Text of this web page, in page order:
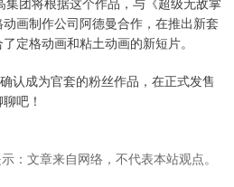
画制作公司阿德曼合作，在推出新套
定格动画和粘土动画的新短片。
认成为官套的粉丝作品，在正式发售
吧！
：文章来自网络，不代表本站观点。